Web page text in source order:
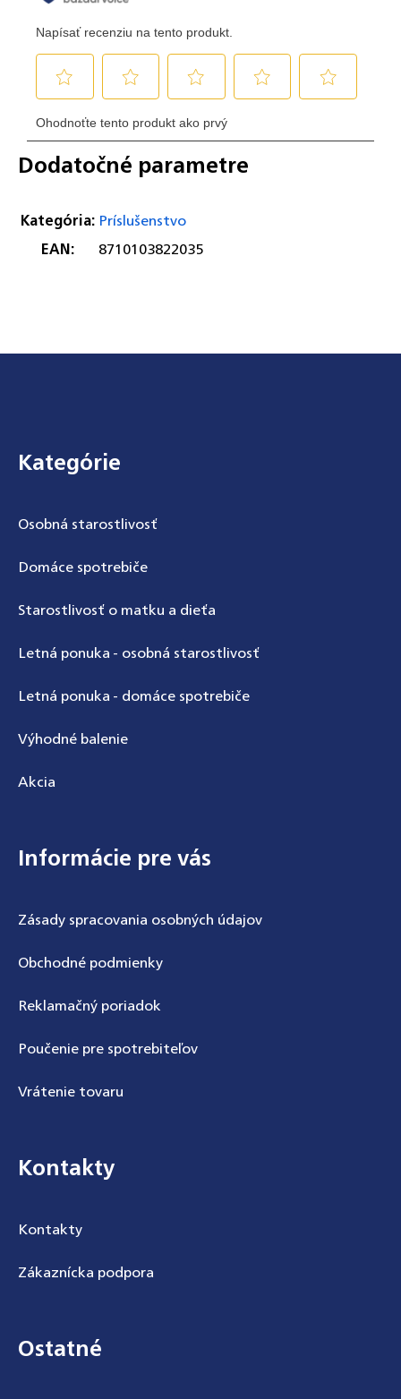
Dodatočné parametre
Kategória: Príslušenstvo
EAN: 8710103822035
Zápätie
Kategórie
Osobná starostlivosť
Domáce spotrebiče
Starostlivosť o matku a dieťa
Letná ponuka - osobná starostlivosť
Letná ponuka - domáce spotrebiče
Výhodné balenie
Akcia
Informácie pre vás
Zásady spracovania osobných údajov
Obchodné podmienky
Reklamačný poriadok
Poučenie pre spotrebiteľov
Vrátenie tovaru
Kontakty
Kontakty
Zákaznícka podpora
Ostatné